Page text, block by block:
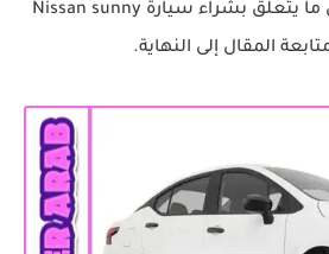
من خلال هذا المقال كل ما يتعلق بشراء سيارة Nissan sunny